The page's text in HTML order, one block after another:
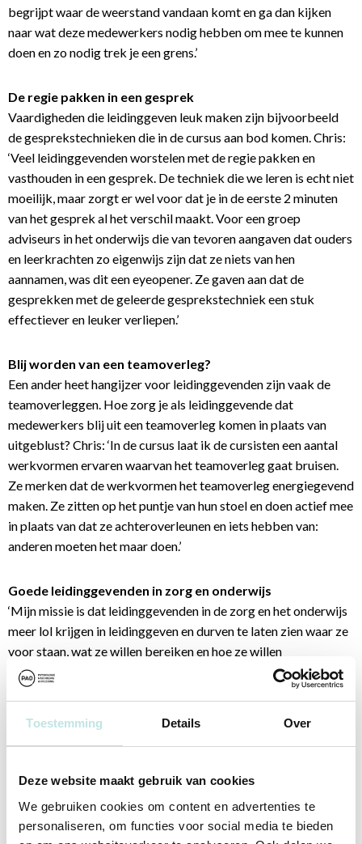
Toestemming Details Over
Deze website maakt gebruik van cookies
We gebruiken cookies om content en advertenties te
personaliseren, om functies voor social media te bieden
begrijpt waar de weerstand vandaan komt en ga dan kijken
naar wat deze medewerkers nodig hebben om mee te kunnen
doen en zo nodig trek je een grens.’
De regie pakken in een gesprek
Vaardigheden die leidinggeven leuk maken zijn bijvoorbeeld
de gesprekstechnieken die in de cursus aan bod komen. Chris:
‘Veel leidinggevenden worstelen met de regie pakken en
vasthouden in een gesprek. De techniek die we leren is echt niet
moeilijk, maar zorgt er wel voor dat je in de eerste 2 minuten
van het gesprek al het verschil maakt. Voor een groep
adviseurs in het onderwijs die van tevoren aangaven dat ouders
en leerkrachten zo eigenwijs zijn dat ze niets van hen
aannamen, was dit een eyeopener. Ze gaven aan dat de
gesprekken met de geleerde gesprekstechniek een stuk
effectiever en leuker verliepen.’
Blij worden van een teamoverleg?
Een ander heet hangijzer voor leidinggevenden zijn vaak de
teamoverleggen. Hoe zorg je als leidinggevende dat
medewerkers blij uit een teamoverleg komen in plaats van
uitgeblust? Chris: ‘In de cursus laat ik de cursisten een aantal
werkvormen ervaren waarvan het teamoverleg gaat bruisen.
Ze merken dat de werkvormen het teamoverleg energiegevend
maken. Ze zitten op het puntje van hun stoel en doen actief mee
in plaats van dat ze achteroverleunen en iets hebben van:
anderen moeten het maar doen.’
Goede leidinggevenden in zorg en onderwijs
‘Mijn missie is dat leidinggevenden in de zorg en het onderwijs
meer lol krijgen in leidinggeven en durven te laten zien waar ze
voor staan, wat ze willen bereiken en hoe ze willen
leidinggeven. Als dat met het deze cursus lukt… Hoe gaaf is dat
voor de professionals die we allemaal zo hard nodig hebben?